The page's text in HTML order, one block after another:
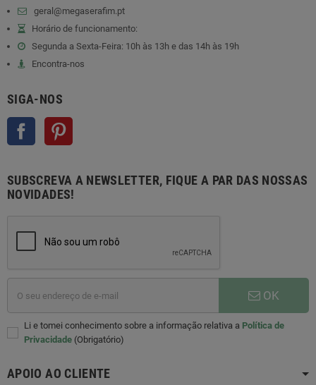
geral@megaserafim.pt
Horário de funcionamento:
Segunda a Sexta-Feira: 10h às 13h e das 14h às 19h
Encontra-nos
SIGA-NOS
Facebook
SUBSCREVA A NEWSLETTER, FIQUE A PAR DAS NOSSAS
NOVIDADES!
OK
Li e tomei conhecimento sobre a informação relativa a Política de
Privacidade (Obrigatório)
APOIO AO CLIENTE